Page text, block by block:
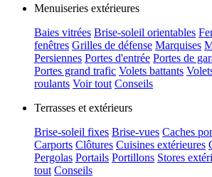
Menuiseries extérieures
Baies vitrées Brise-soleil orientables
fenêtres Grilles de défense Marquises
Persiennes Portes d'entrée Portes de
Portes grand trafic Volets battants
roulants Voir tout Conseils
Terrasses et extérieurs
Brise-soleil fixes Brise-vues Caches
Carports Clôtures Cuisines extérieures
Pergolas Portails Portillons Stores
tout Conseils